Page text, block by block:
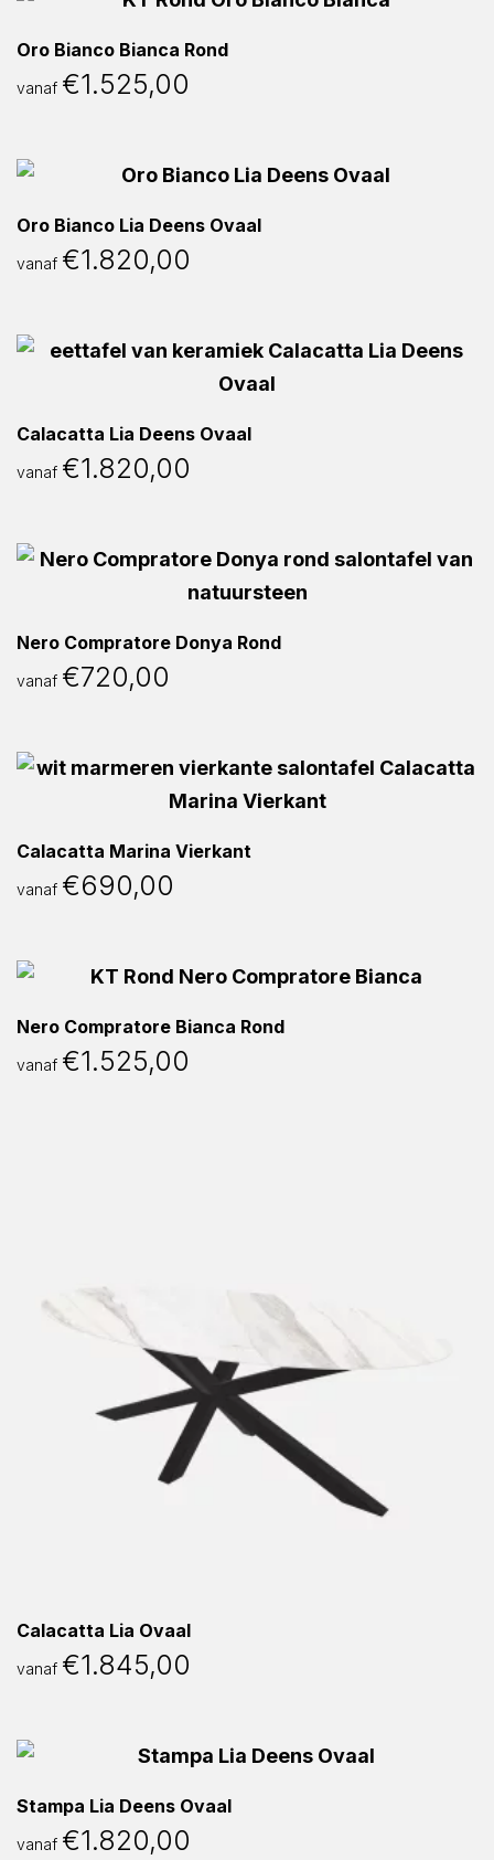
Oro Bianco Bianca Rond
vanaf €1.525,00
Oro Bianco Lia Deens Ovaal
vanaf €1.820,00
Calacatta Lia Deens Ovaal
vanaf €1.820,00
Nero Compratore Donya Rond
vanaf €720,00
Calacatta Marina Vierkant
vanaf €690,00
Nero Compratore Bianca Rond
vanaf €1.525,00
Calacatta Lia Ovaal
vanaf €1.845,00
Stampa Lia Deens Ovaal
vanaf €1.820,00